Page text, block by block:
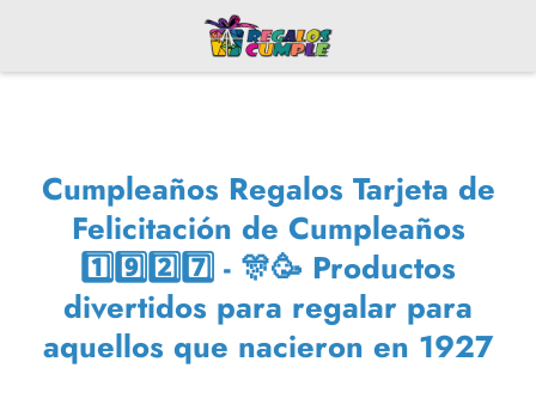
Cumpleaños Regalos Tarjeta de
Felicitación de Cumpleaños
1️⃣9️⃣2️⃣7️⃣ - 🎊🥳 Productos
divertidos para regalar para
aquellos que nacieron en 1927